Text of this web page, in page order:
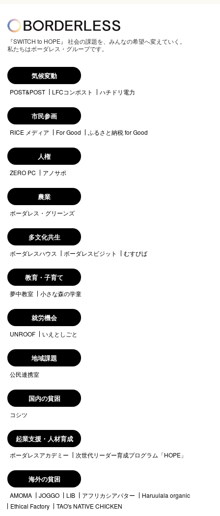
『SWITCH to HOPE』 社会の課題を、みんなの希望へ変えていく。
私たちはボーダレス・グループです。
気候変動
POST&POST LFCコンポスト ハチドリ電力
市民参画
RICE メディア For Good ふるさと納税 for Good
人権
ZERO PC アノサポ
農業
ボーダレス・グリーンズ
多文化共生
ボーダレスハウス ボーダレスビジット むすびば
教育・子育て
夢中教室 小さな森の学童
就労機会
UNROOF いえとしごと
地域課題
公民連携室
国内の貧困
コシツ
起業支援・人材育成
ボーダレスアカデミー 次世代リーダー育成プログラム「HOPE」
海外の貧困
AMOMA JOGGO LIB アフリカシアバター
Haruulala organic
Ethical Factory
TAO's NATIVE CHICKEN